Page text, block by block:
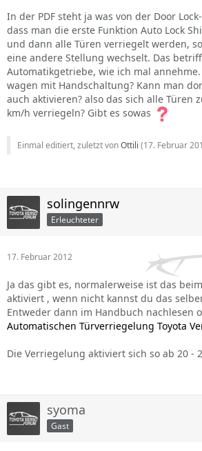
In der PDF steht ja was von der Door
dass man die erste Funktion Auto Lock
und dann alle Türen verriegelt werden,
eine andere Stellung wechselt. Das
Automatikgetriebe, wie ich mal
wagen mit Handschaltung? Kann man
auch aktivieren? also das sich alle Türen
km/h verriegeln? Gibt es sowas
Einmal editiert, zuletzt vonOttili (17. Februar
solingennrw
Erleuchteter
17. Februar 2012
Ja das gibt es, normalerweise ist das
aktiviert , wenn nicht kannst du das
Entweder dann im Handbuch nachlesen
Automatischen Türverriegelung Toyota
Die Verriegelung aktiviert sich so ab 20 -
syoma
Gast